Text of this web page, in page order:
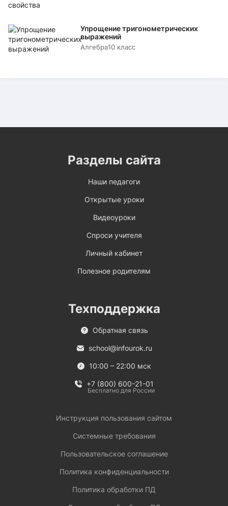
Упрощение тригонометрических
выражений
Алгебра10 класс
Разделы сайта
Наши педагоги
Открытые уроки
Видеоуроки
Спроси учителя
Личный кабинет
Полезное родителям
Техподдержка
Обратная связь
school@infourok.ru
10:00 – 22:00 мск
+7 (800) 600-21-01
Бесплатно для России
Инструкция пользования сайтом
Системные требования
Пользовательское соглашение
Политика конфиденциальности
Политика обработки ПД